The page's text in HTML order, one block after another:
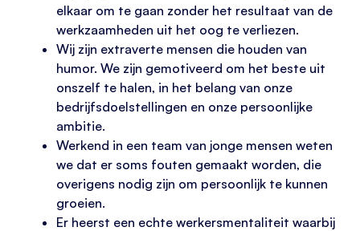
elkaar om te gaan zonder het resultaat van de
werkzaamheden uit het oog te verliezen.
Wij zijn extraverte mensen die houden van
humor. We zijn gemotiveerd om het beste uit
onszelf te halen, in het belang van onze
bedrijfsdoelstellingen en onze persoonlijke
ambitie.
Werkend in een team van jonge mensen weten
we dat er soms fouten gemaakt worden, die
overigens nodig zijn om persoonlijk te kunnen
groeien.
Er heerst een echte werkersmentaliteit waarbij